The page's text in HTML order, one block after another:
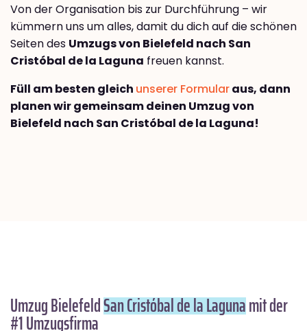
Von der Organisation bis zur Durchführung – wir
kümmern uns um alles, damit du dich auf die schönen
Seiten des Umzugs von Bielefeld nach San
Cristóbal de la Laguna freuen kannst.
Füll am besten gleich unserer Formularaus, dann
planen wir gemeinsam deinen Umzug von
Bielefeld nach San Cristóbal de la Laguna!
Umzug BielefeldSan Cristóbal de la Lagunamit der
#1 Umzugsfirma